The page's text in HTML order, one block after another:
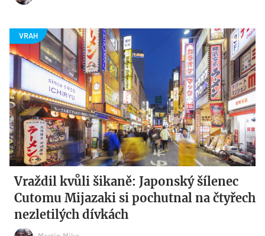
Vraždil kvůli šikaně: Japonský šílenec
Cutomu Mijazaki si pochutnal na čtyřech
nezletilých dívkách